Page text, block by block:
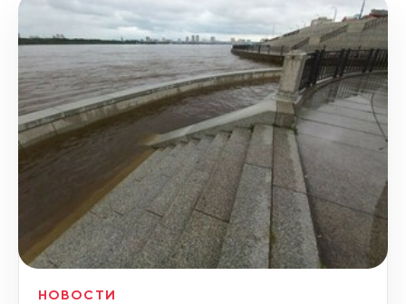
НОВОСТИ